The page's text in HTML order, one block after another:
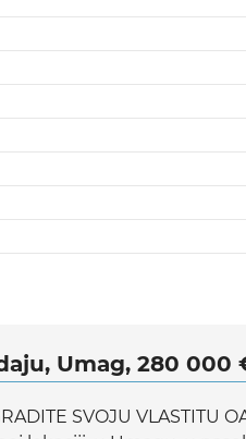
Umag, 280 000
SVOJU VLASTITU